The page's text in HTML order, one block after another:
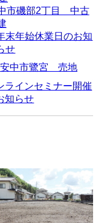
市磯部2丁目 中古
末年始休業日のお知
せ
安中市鷺宮 売地
ラインセミナー開催
知らせ